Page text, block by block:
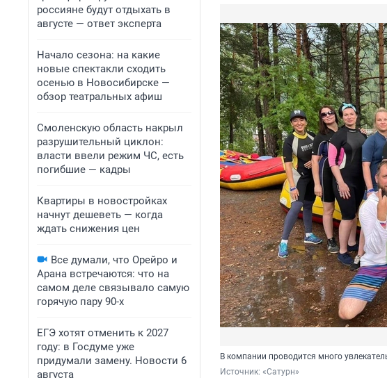
россияне будут отдыхать в
августе — ответ эксперта
Начало сезона: на какие
новые спектакли сходить
осенью в Новосибирске —
обзор театральных афиш
Смоленскую область накрыл
разрушительный циклон:
власти ввели режим ЧС, есть
погибшие — кадры
Квартиры в новостройках
начнут дешеветь — когда
ждать снижения цен
Все думали, что Орейро и
Арана встречаются: что на
самом деле связывало самую
горячую пару 90-х
ЕГЭ хотят отменить к 2027
году: в Госдуме уже
придумали замену. Новости 6
августа
В компании проводится много
Источник: «Сатурн»